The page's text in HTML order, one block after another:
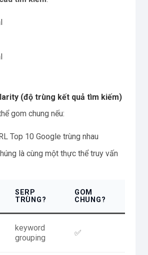
(độ trùng kết quả tìm kiếm)
gom chung nếu:
Top 10 Google trùng nhau
là cùng một thực thể truy vấn
SERP
TRÙNG?
GOM
CHUNG?
keyword
grouping
✅